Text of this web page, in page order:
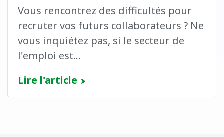
Vous rencontrez des difficultés pour
recruter vos futurs collaborateurs ? Ne
vous inquiétez pas, si le secteur de
l'emploi est...
Lire l'article